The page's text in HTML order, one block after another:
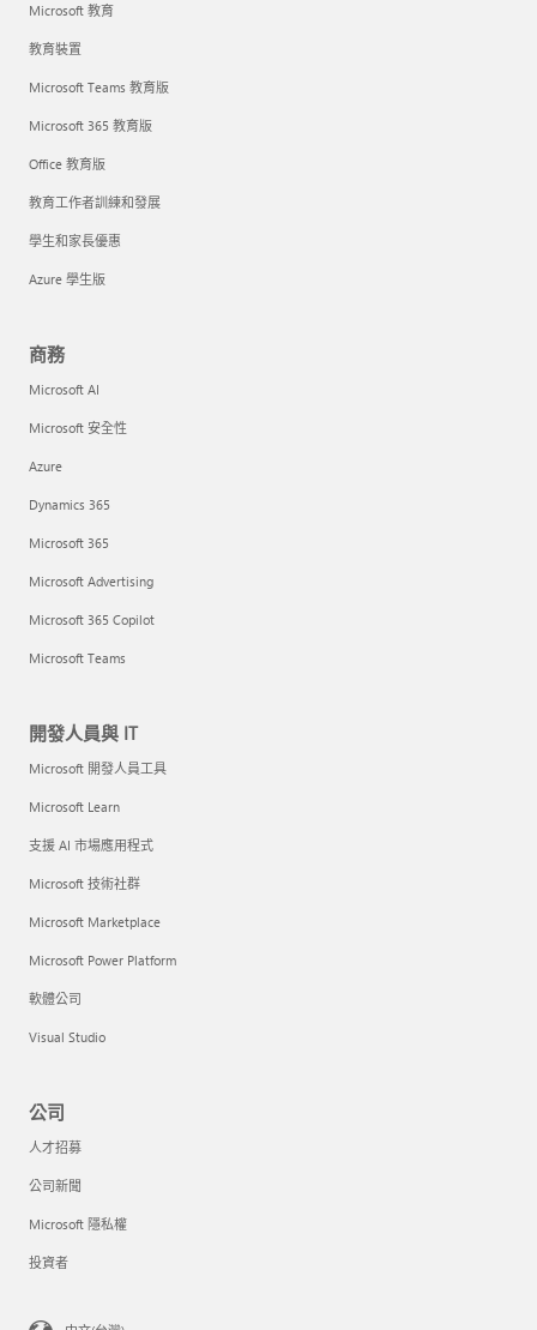
Microsoft 教育
教育裝置
Microsoft Teams 教育版
Microsoft 365 教育版
Office 教育版
教育工作者訓練和發展
學生和家長優惠
Azure 學生版
商務
Microsoft AI
Microsoft 安全性
Azure
Dynamics 365
Microsoft 365
Microsoft Advertising
Microsoft 365 Copilot
Microsoft Teams
開發人員與 IT
Microsoft 開發人員工具
Microsoft Learn
支援 AI 市場應用程式
Microsoft 技術社群
Microsoft Marketplace
Microsoft Power Platform
軟體公司
Visual Studio
公司
人才招募
公司新聞
Microsoft 隱私權
投資者